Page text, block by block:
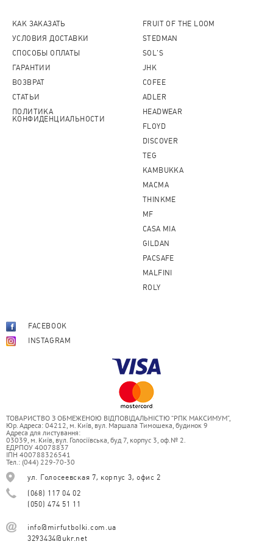
КАК ЗАКАЗАТЬ
УСЛОВИЯ ДОСТАВКИ
СПОСОБЫ ОПЛАТЫ
ГАРАНТИИ
ВОЗВРАТ
СТАТЬИ
ПОЛИТИКА
КОНФИДЕНЦИАЛЬНОСТИ
FRUIT OF THE LOOM
STEDMAN
SOL'S
JHK
COFEE
ADLER
HEADWEAR
FLOYD
DISCOVER
TEG
KAMBUKKA
MACMA
THINKME
MF
CASA MIA
GILDAN
PACSAFE
MALFINI
ROLY
FACEBOOK
INSTAGRAM
ТОВАРИСТВО З ОБМЕЖЕНОЮ ВІДПОВІДАЛЬНІСТЮ “РПК МАКСИМУМ”,
Юр. Адреса: 04212, м. Київ, вул. Маршала Тимошека, будинок 9
Адреса для листування:
03039, м. Київ, вул. Голосіївська, буд 7, корпус 3, оф.№ 2.
ЕДРПОУ 40078837
ІПН 400788326541
Тел.: (044) 229-70-30
ул. Голосеевская 7, корпус 3, офис 2
(068) 117 04 02
(050) 474 51 11
info@mirfutbolki.com.ua
3293434@ukr.net